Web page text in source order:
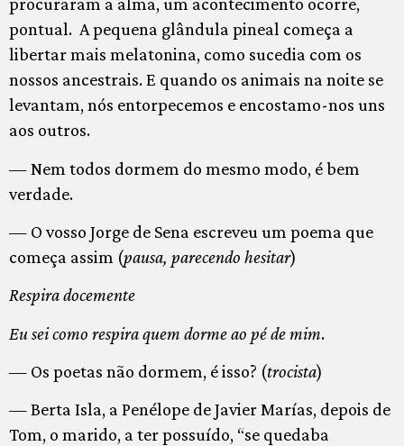
pontual. A pequena glândula pineal começa a
libertar mais melatonina, como sucedia com os
nossos ancestrais. E quando os animais na noite se
levantam, nós entorpecemos e encostamo-nos uns
aos outros.
— Nem todos dormem do mesmo modo, é bem
verdade.
— O vosso Jorge de Sena escreveu um poema que
começa assim (pausa, parecendo hesitar)
Respira docemente
Eu sei como respira quem dorme ao pé de mim.
— Os poetas não dormem, é isso? (trocista)
— Berta Isla, a Penélope de Javier Marías, depois de
Tom, o marido, a ter possuído, “se quedaba